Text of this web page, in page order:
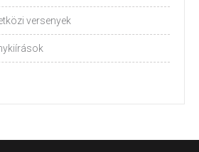
versenyek